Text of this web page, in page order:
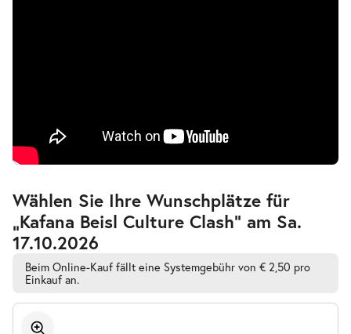
Wählen Sie Ihre Wunschplätze für
„Kafana Beisl Culture Clash” am Sa.
17.10.2026
Beim Online-Kauf fällt eine Systemgebühr von € 2,50 pro
Einkauf an.
Zur
barrierefreien
automatischen
Bestplatzwahl